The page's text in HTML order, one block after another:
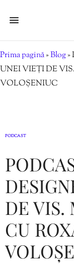
Prima pagină»Blog»
UNEI VIEȚI DE
VOLOȘENIUC
PODCAST
DE VIS.
CU